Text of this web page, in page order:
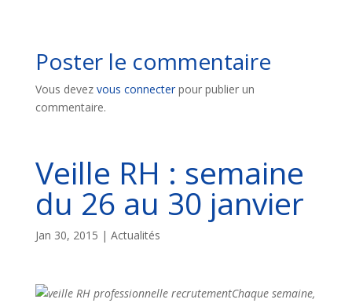
Poster le commentaire
Vous devez vous connecterpour publier un
commentaire.
Veille RH : semaine
du 26 au 30 janvier
Jan 30, 2015 | Actualités
Chaque semaine,